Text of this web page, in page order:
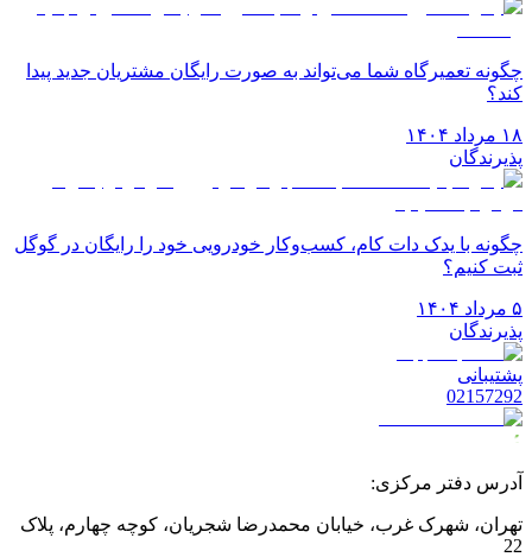
چگونه تعمیرگاه شما می‌تواند به صورت رایگان مشتریان جدید پیدا
کند؟
۱۸ مرداد ۱۴۰۴
پذیرندگان
چگونه با یدک دات کام، کسب‌وکار خودرویی خود را رایگان در گوگل
ثبت کنیم؟
۵ مرداد ۱۴۰۴
پذیرندگان
پشتیبانی
02157292
آدرس دفتر مرکزی:
تهران، شهرک غرب، خیابان محمدرضا شجریان، کوچه چهارم، پلاک
22